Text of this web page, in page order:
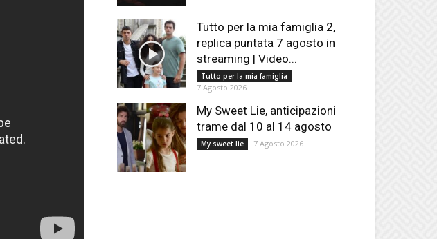
Tutto per la mia famiglia 2,
replica puntata 7 agosto in
streaming | Video...
Tutto per la mia famiglia
7 Agosto 2026
My Sweet Lie, anticipazioni
trame dal 10 al 14 agosto
My sweet lie 7 Agosto 2026